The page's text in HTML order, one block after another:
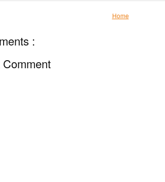
Home
:
Comment